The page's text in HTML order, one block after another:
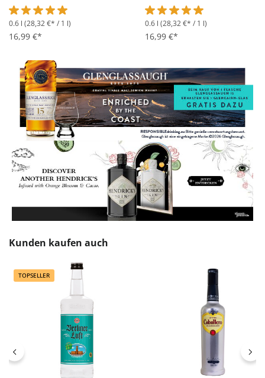
Durchschnittliche Bewertung von 5 von 5 Sternen
0.6 l (28,32 €* / 1 l)
16,99 €*
Durchschnittliche
0.6 l (28,32 €* / 1 l)
16,99 €*
Produktgalerie überspringen
Kunden kaufen auch
TOPSELLER